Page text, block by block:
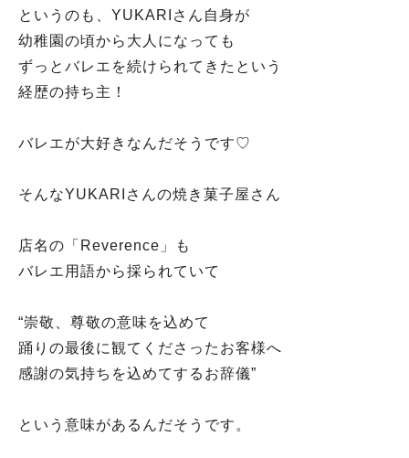
というのも、YUKARIさん自身が
幼稚園の頃から大人になっても
ずっとバレエを続けられてきたという
経歴の持ち主！
バレエが大好きなんだそうです♡
そんなYUKARIさんの焼き菓子屋さん
店名の「Reverence」も
バレエ用語から採られていて
“崇敬、尊敬の意味を込めて
踊りの最後に観てくださったお客様へ
感謝の気持ちを込めてするお辞儀”
という意味があるんだそうです。